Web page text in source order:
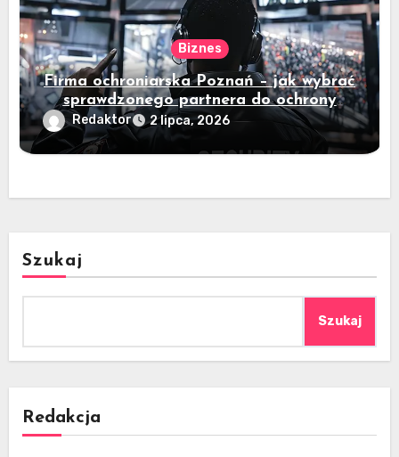
Biznes
Firma ochroniarska Poznań – jak wybrać
sprawdzonego partnera do ochrony
mienia?
Redaktor 2 lipca, 2026
Szukaj
Szukaj
Redakcja